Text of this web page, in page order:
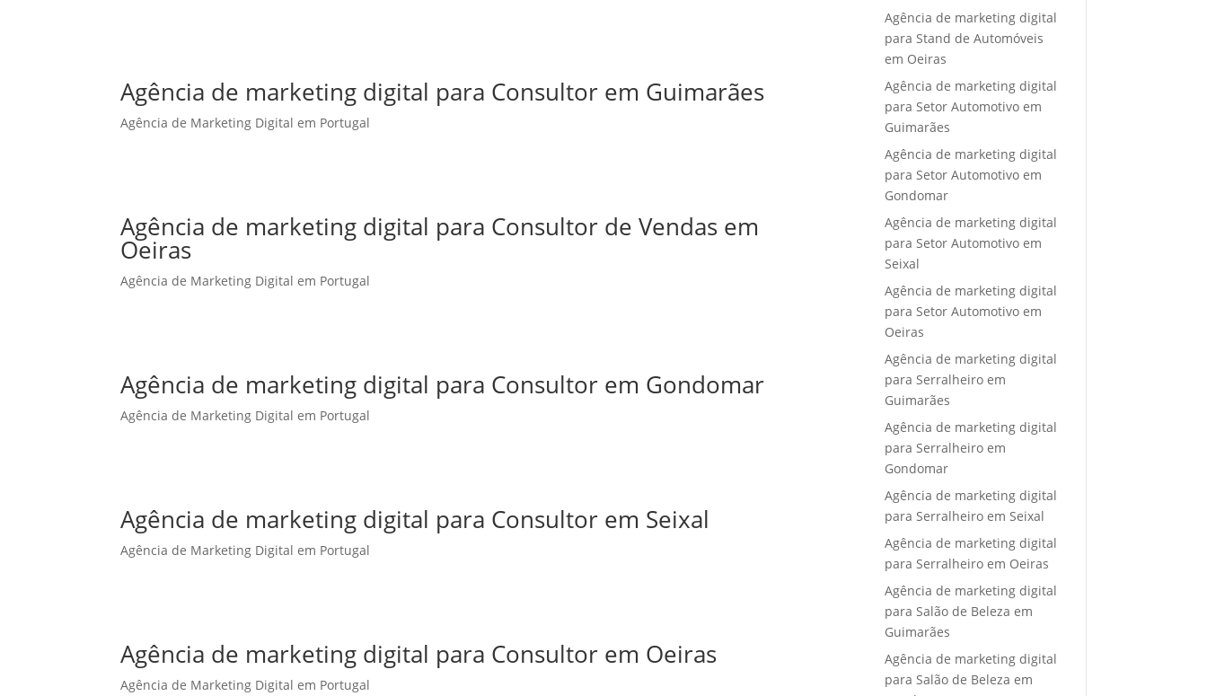
Agência de marketing digital para Consultor em Guimarães
Agência de Marketing Digital em Portugal
Agência de marketing digital para Consultor de Vendas em
Oeiras
Agência de Marketing Digital em Portugal
Agência de marketing digital para Consultor em Gondomar
Agência de Marketing Digital em Portugal
Agência de marketing digital para Consultor em Seixal
Agência de Marketing Digital em Portugal
Agência de marketing digital para Consultor em Oeiras
Agência de Marketing Digital em Portugal
Agência de marketing digital
para Stand de Automóveis
em Oeiras
Agência de marketing digital
para Setor Automotivo em
Guimarães
Agência de marketing digital
para Setor Automotivo em
Gondomar
Agência de marketing digital
para Setor Automotivo em
Seixal
Agência de marketing digital
para Setor Automotivo em
Oeiras
Agência de marketing digital
para Serralheiro em
Guimarães
Agência de marketing digital
para Serralheiro em
Gondomar
Agência de marketing digital
para Serralheiro em Seixal
Agência de marketing digital
para Serralheiro em Oeiras
Agência de marketing digital
para Salão de Beleza em
Guimarães
Agência de marketing digital
para Salão de Beleza em